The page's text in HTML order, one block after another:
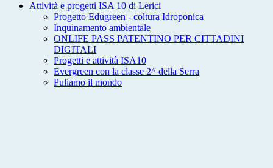
Attività e progetti ISA 10 di Lerici
Progetto Edugreen - coltura Idroponica
Inquinamento ambientale
ONLIFE PASS PATENTINO PER CITTADINI
DIGITALI
Progetti e attività ISA10
Evergreen con la classe 2^ della Serra
Puliamo il mondo